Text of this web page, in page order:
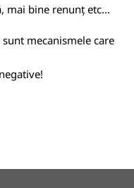
mai bine renunț etc...
mecanismele care